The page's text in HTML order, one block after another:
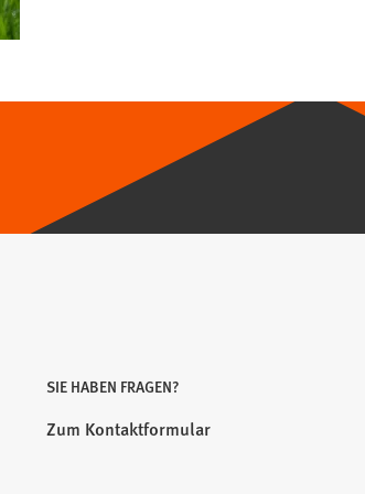
SIE HABEN FRAGEN?
Zum Kontaktformular